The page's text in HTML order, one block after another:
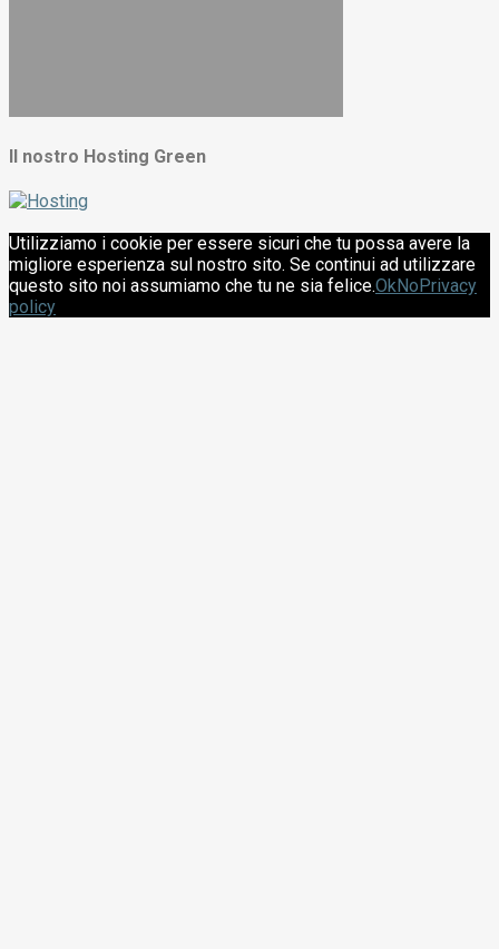
Il nostro Hosting Green
Utilizziamo i cookie per essere sicuri che tu possa avere la
migliore esperienza sul nostro sito. Se continui ad utilizzare
questo sito noi assumiamo che tu ne sia felice.OkNoPrivacy
policy